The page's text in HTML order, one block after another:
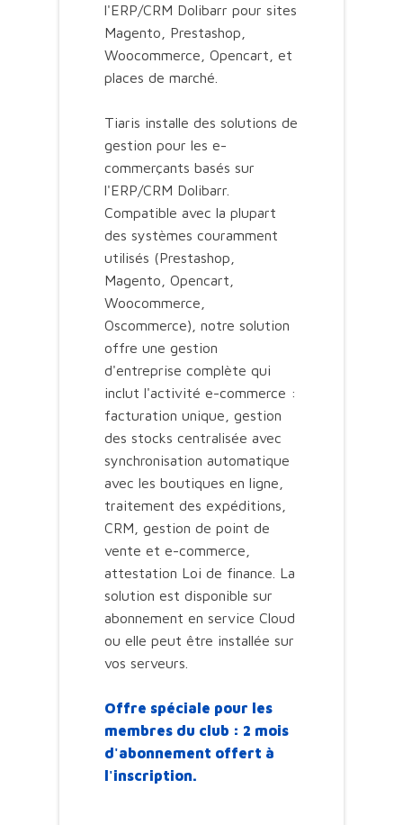
l'ERP/CRM Dolibarr pour sites
Magento, Prestashop,
Woocommerce, Opencart, et
places de marché.
Tiaris installe des solutions de
gestion pour les e-
commerçants basés sur
l'ERP/CRM Dolibarr.
Compatible avec la plupart
des systèmes couramment
utilisés (Prestashop,
Magento, Opencart,
Woocommerce,
Oscommerce), notre solution
offre une gestion
d'entreprise complète qui
inclut l'activité e-commerce :
facturation unique, gestion
des stocks centralisée avec
synchronisation automatique
avec les boutiques en ligne,
traitement des expéditions,
CRM, gestion de point de
vente et e-commerce,
attestation Loi de finance. La
solution est disponible sur
abonnement en service Cloud
ou elle peut être installée sur
vos serveurs.
Offre spéciale pour les
membres du club : 2 mois
d'abonnement offert à
l'inscription.